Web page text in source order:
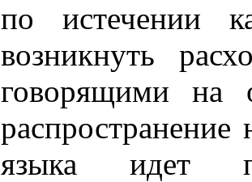
по истечении
возникнуть
говорящими на
распространение
языка идет